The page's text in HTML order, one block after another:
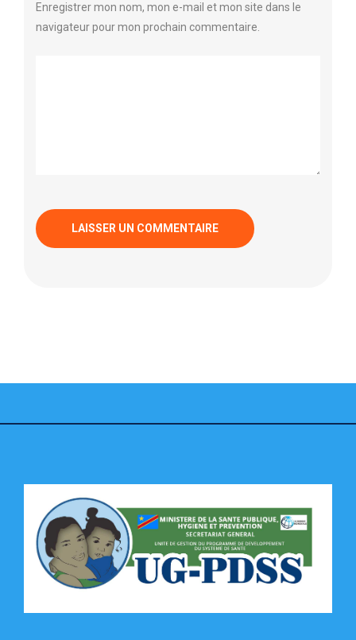
Enregistrer mon nom, mon e-mail et mon site dans le
navigateur pour mon prochain commentaire.